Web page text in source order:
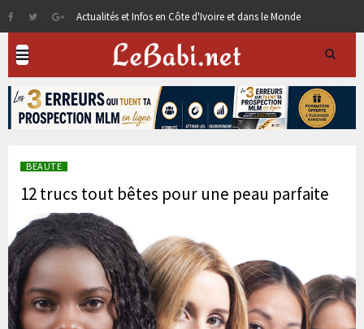
Actualités et Infos en Côte d'Ivoire et dans le Monde
BEAUTE
12 trucs tout bêtes pour une peau parfaite